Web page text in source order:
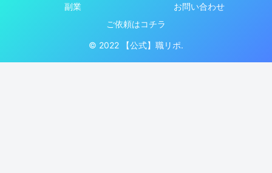
副業
お問い合わせ
ご依頼はコチラ
© 2022 【公式】職リポ.